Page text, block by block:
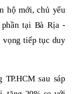
hộ mới, chủ yếu
tại Bà Rịa -
tiếp tục duy
sau sáp